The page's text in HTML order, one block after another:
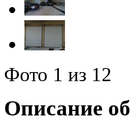
Фото 1 из 12
Описание